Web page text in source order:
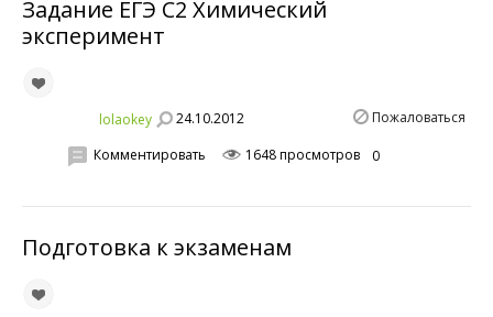
Задание ЕГЭ С2 Химический
эксперимент
lolaokey 24.10.2012 Пожаловаться
Комментировать 1648 просмотров 0
Подготовка к экзаменам